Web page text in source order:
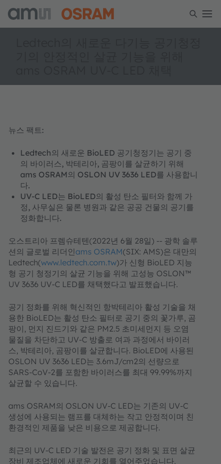
뉴스 팩트:
Ledtech의 새로운 BioLED 공기청정기는 공기 중
의 바이러스, 박테리아, 곰팡이를 살균하기 위해
ams OSRAM의 OSLON UV 3636 LED를 사용합니
다.
UV-C LED는 BioLED의 활성 탄소 필터와 함께 가
정, 사무실은 물론 병원과 같은 공공 건물의 공기를
정화합니다.
오스트리아 프렘슈테텐(2022년 6월 28일) -- 광학 솔루
션의 글로벌 리더인ams OSRAM(SIX: AMS)은 대만의
Ledtech(www.ledtech.com.tw)가 신형 BioLED 지능
형 공기 청정기의 살균 기능을 위해 고성능 OSLON™
UV 3636 UV-C LED를 채택했다고 발표했습니다.
공기 정화를 위해 혁신적인 항박테리아 활성 기술을 채
용한 BioLED는 활성 탄소 필터로 공기 중의 꽃가루, 곰
팡이, 먼지 진드기와 같은 PM2.5 초미세먼지 등 오염
물질을 차단하고 UV-C 방출로 여과 과정에서 바이러
스, 박테리아, 곰팡이를 살균합니다. BioLED에 사용된
OSLON UV 3636 LED는 3.6mJ/cm2의 선량으로
SARS-CoV-2를 포함한 바이러스를 최대 99.99%까지
살균할 수 있습니다.
ams OSRAM의 OSLON UV-C LED는 기존의 UV-C
생성에 사용되는 램프를 대체하는 작고 안정적이며 친
환경적인 제품을 낮은 비용으로 제공합니다.
최근의 UV-C LED 기술 발전은 공기 정화 및 표면 살균
장비 제조업체에 새로운 기회를 열어주었습니다.